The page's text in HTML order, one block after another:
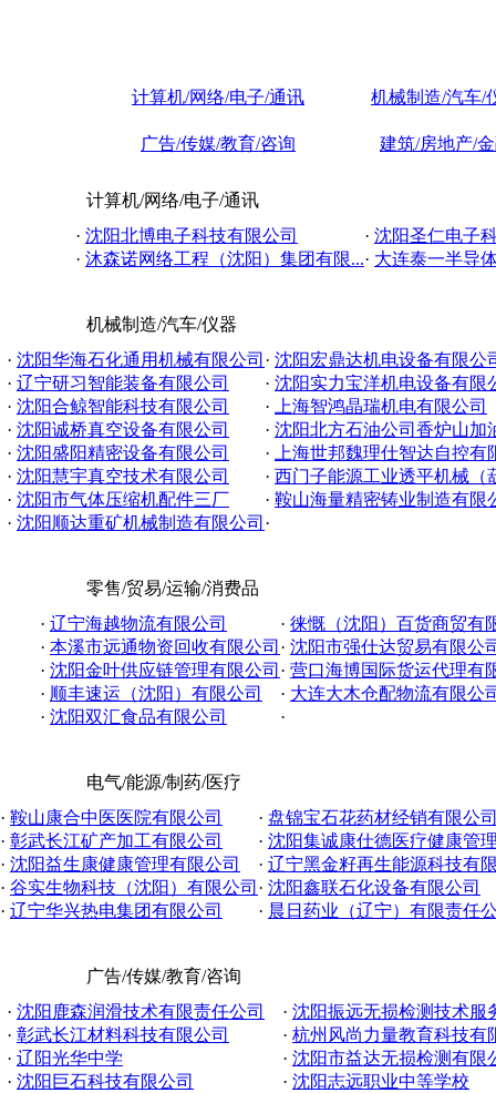
计算机/网络/电子/通讯 机械制造/汽车/
广告/传媒/教育/咨询 建筑/房地产/
计算机/网络/电子/通讯
· 沈阳北博电子科技有限公司 · 沈阳圣仁电子
· 沐森诺网络工程（沈阳）集团有限...· 大连泰一半导
机械制造/汽车/仪器
· 沈阳华海石化通用机械有限公司 · 沈阳宏鼎达机电设备有限公
· 辽宁研习智能装备有限公司 · 沈阳实力宝洋机电设备有限
· 沈阳合鲸智能科技有限公司 ·
上海智鸿晶瑞机电有限公司
· 沈阳诚桥真空设备有限公司 · 沈阳北方石油公司香炉山加
· 沈阳盛阳精密设备有限公司 ·
上海世邦魏理仕智达自控有
· 沈阳慧宇真空技术有限公司 · 西门子能源工业透平机械（
· 沈阳市气体压缩机配件三厂 · 鞍山海量精密铸业制造有限
· 沈阳顺达重矿机械制造有限公司 ·
零售/贸易/运输/消费品
· 辽宁海越物流有限公司 · 徕慨（沈阳）百货商贸有
· 本溪市远通物资回收有限公司 · 沈阳市强仕达贸易有限公
· 沈阳金叶供应链管理有限公司 · 营口海博国际货运代理有
· 顺丰速运（沈阳）有限公司 · 大连大木仓配物流有限公
· 沈阳双汇食品有限公司 ·
电气/能源/制药/医疗
· 鞍山康合中医医院有限公司 · 盘锦宝石花药材经销有限公
· 彰武长江矿产加工有限公司 · 沈阳集诚康仕德医疗健康管
· 沈阳益生康健康管理有限公司 · 辽宁黑金籽再生能源科技有
· 谷实生物科技（沈阳）有限公司 · 沈阳鑫联石化设备有限公司
· 辽宁华兴热电集团有限公司 · 晨日药业（辽宁）有限责任
广告/传媒/教育/咨询
· 沈阳鹿森润滑技术有限责任公司 · 沈阳振远无损检测技术服
· 彰武长江材料科技有限公司 · 杭州风尚力量教育科技有
· 辽阳光华中学 · 沈阳市益达无损检测有限
· 沈阳巨石科技有限公司 · 沈阳志远职业中等学校